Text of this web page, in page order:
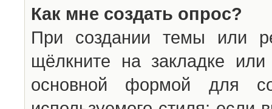
Как мне создать опрос?
При создании темы или
щёлкните на закладке
основной формой для